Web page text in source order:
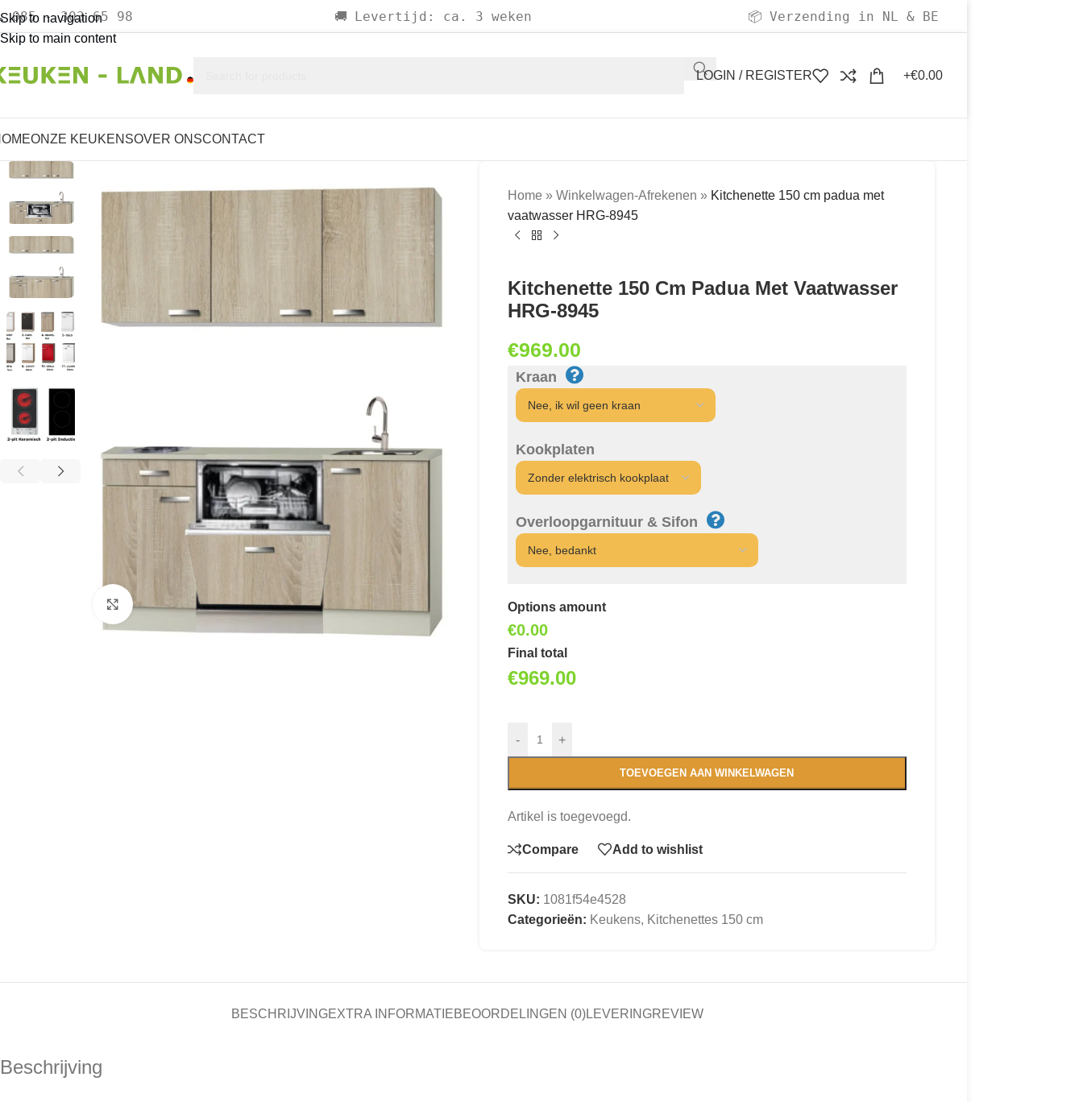
Skip to navigation
Skip to main content
085 - 303 65 98 🚚 Levertijd: ca. 3 weken 📦 Verzending in NL & BE
LOGIN / REGISTER €0.00
ONZE KEUKENSOVER ONSCONTACT
Click to enlarge
Home » Winkelwagen-Afrekenen » Kitchenette 150 cm padua met
vaatwasser HRG-8945
Kitchenette 150 Cm Padua Met Vaatwasser
HRG-8945
€969.00
Kraan
Kookplaten
Overloopgarnituur & Sifon
Options amount
€0.00
Final total
€969.00
- +
TOEVOEGEN AAN WINKELWAGEN
Artikel is toegevoegd.
Compare Add to wishlist
SKU: 1081f54e4528
Categorieën: Keukens, Kitchenettes 150 cm
BESCHRIJVINGEXTRA INFORMATIEBEOORDELINGEN (0)LEVERINGREVIEW
Beschrijving